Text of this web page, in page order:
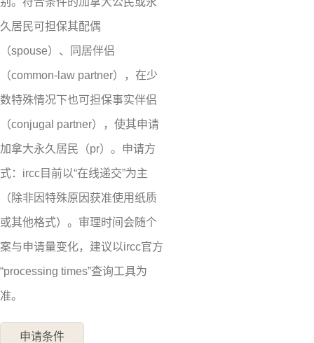
久居民可担保其配偶
（spouse）、同居伴侣
（common-law partner），在少
数特殊情况下也可担保事实伴侣
（conjugal partner），使其申请
加拿大永久居民（pr）。申请方
式：ircc目前以“在线递交”为主
（除非因特殊原因获准使用纸质
或其他格式）。审理时间会随个
案与申请量变化，建议以ircc官方
“processing times”查询工具为
准。
申请条件